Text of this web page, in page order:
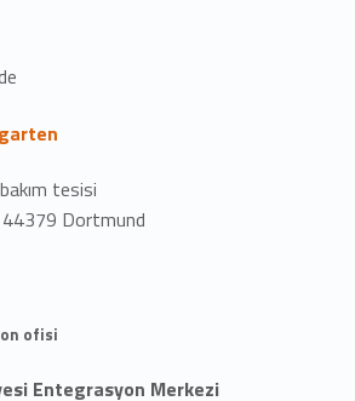
tesisi
Dortmund
ofisi
Entegrasyon Merkezi